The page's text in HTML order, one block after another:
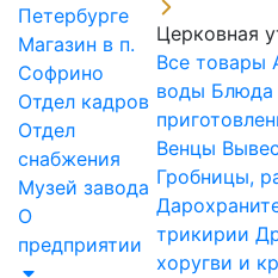
Петербурге
Магазин в п.
Софрино
Отдел кадров
Отдел
снабжения
Музей завода
О
предприятии
Церковная
Все товары
воды Блюда
Венцы
Гробницы,
трикирии
хоругви и